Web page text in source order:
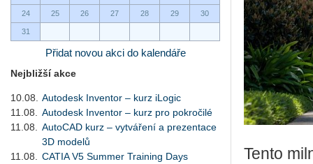
24 25 26 27 28 29 30
31
Přidat novou akci do kalendáře
Nejbližší akce
10.08.
Autodesk Inventor – kurz iLogic
11.08.
Autodesk Inventor – kurz pro pokročilé
11.08.
AutoCAD kurz – vytváření a prezentace
3D modelů
11.08.
CATIA V5 Summer Training Days
Tento